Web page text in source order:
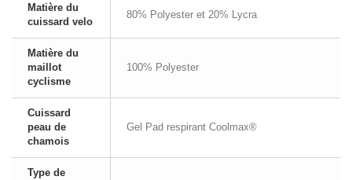
Matière du
cuissard velo
80% Polyester et 20% Lycra
Matière du
maillot
cyclisme
100% Polyester
Cuissard
peau de
chamois
Gel Pad respirant Coolmax®
Type de